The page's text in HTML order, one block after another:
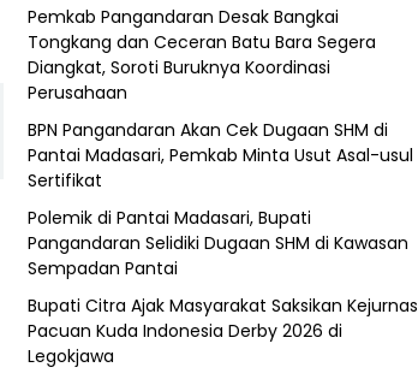
Pemkab Pangandaran Desak Bangkai
Tongkang dan Ceceran Batu Bara Segera
Diangkat, Soroti Buruknya Koordinasi
Perusahaan
BPN Pangandaran Akan Cek Dugaan SHM di
Pantai Madasari, Pemkab Minta Usut Asal-usul
Sertifikat
Polemik di Pantai Madasari, Bupati
Pangandaran Selidiki Dugaan SHM di Kawasan
Sempadan Pantai
Bupati Citra Ajak Masyarakat Saksikan Kejurnas
Pacuan Kuda Indonesia Derby 2026 di
Legokjawa